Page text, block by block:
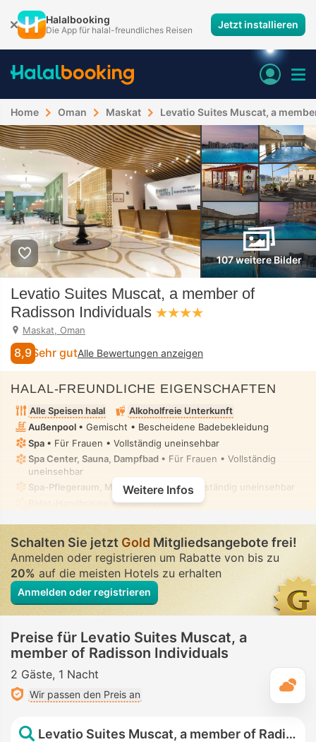
Halalbooking
Die App für halal-freundliches Reisen Jetzt installieren
Home Oman Maskat Levatio Suites Muscat, a
107 weitere Bilder
Levatio Suites Muscat, a member of
Radisson Individuals
Maskat, Oman
8,9 Sehr gutAlle Bewertungen anzeigen
HALAL-FREUNDLICHE EIGENSCHAFTEN
Alle Speisen halal
Alkoholfreie Unterkunft
Außenpool • Gemischt • Bescheidene Badebekleidung
Spa • Für Frauen • Vollständig uneinsehbar
Spa Center, Sauna, Dampfbad • Für Frauen • Vollständig
uneinsehbar
Spa-Pflegeraum, Massage• Privat • Vollständig uneinsehbar
• In allen Zimmern
Weitere Infos
Schalten Sie jetztGold Mitgliedsangebote frei!
Anmelden oder registrieren um Rabatte von bis zu
20%auf die meisten Hotels zu erhalten
Anmelden oder registrieren
Preise für Levatio Suites Muscat, a
member of Radisson Individuals
2 Gäste 1 Nacht
Wir passen den Preis an
Levatio Suites Muscat, a member of Radisson Individuals